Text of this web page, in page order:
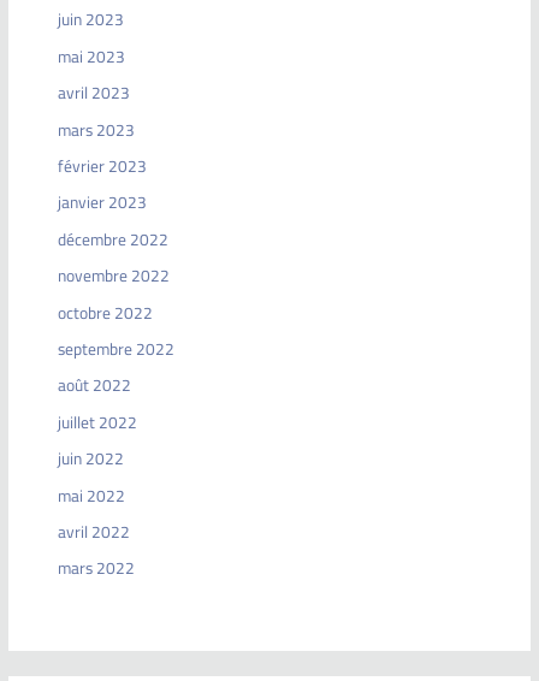
juin 2023
mai 2023
avril 2023
mars 2023
février 2023
janvier 2023
décembre 2022
novembre 2022
octobre 2022
septembre 2022
août 2022
juillet 2022
juin 2022
mai 2022
avril 2022
mars 2022